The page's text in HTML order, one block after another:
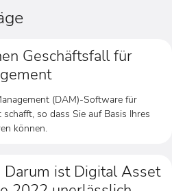
Geschäftsfall für
(DAM)-Software für
so dass Sie auf Basis Ihres
können.
ist Digital Asset